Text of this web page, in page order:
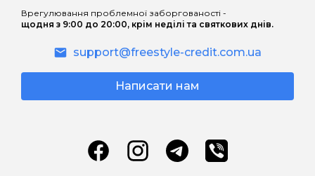
кредитування можуть зрости внаслідок
зобов’язань споживача по сплаті процентів
за користування Кредитом відповідно до
розміру Базової процентної ставки і
скасування правил нарахування процентів
процентної ставки.
Врегулювання проблемної заборгованості -
щодня з 9:00 до 20:00, крім неділі та святкових днів.
support@freestyle-credit.com.ua
Написати нам